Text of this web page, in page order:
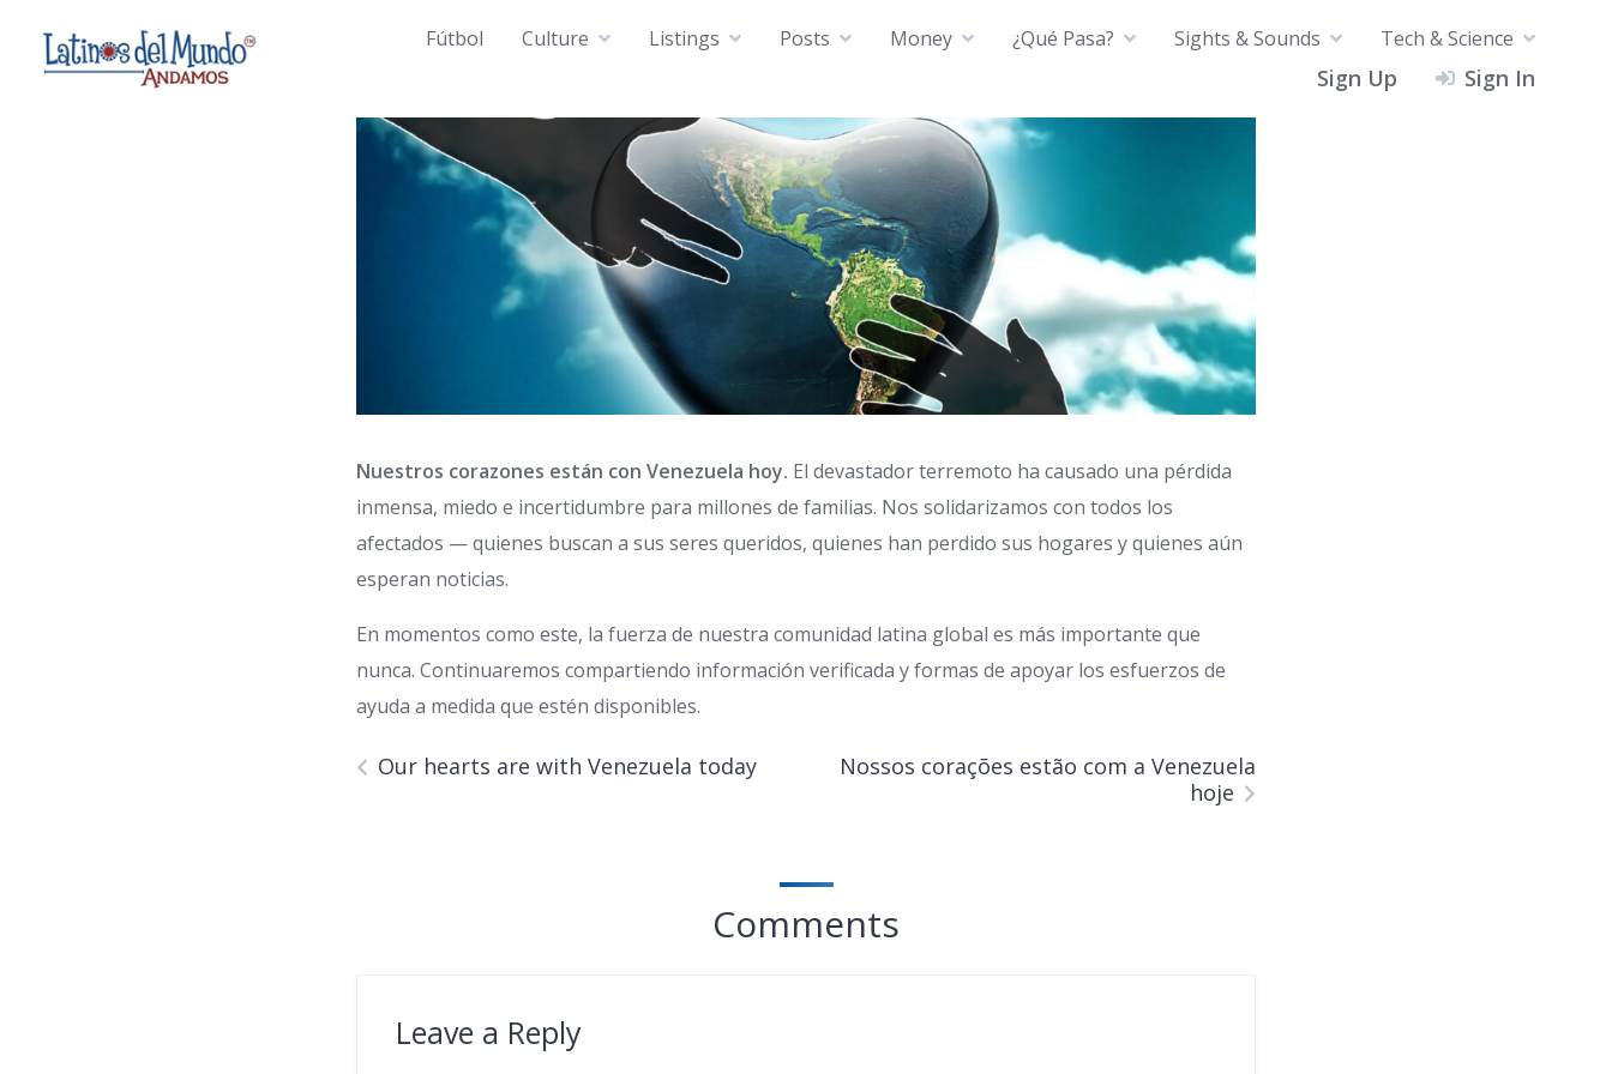
content
Fútbol Culture Listings Posts Money ¿Qué Pasa? Sights & Sounds Tech & Science
Sign Up Sign In
Nuestros corazones están con Venezuela hoy. El devastador terremoto ha causado una pérdida
inmensa, miedo e incertidumbre para millones de familias. Nos solidarizamos con todos los
afectados — quienes buscan a sus seres queridos, quienes han perdido sus hogares y quienes aún
esperan noticias.
En momentos como este, la fuerza de nuestra comunidad latina global es más importante que
nunca. Continuaremos compartiendo información verificada y formas de apoyar los esfuerzos de
ayuda a medida que estén disponibles.
Our hearts are with Venezuela today
Nossos corações estão com a Venezuela
hoje
Comments
Leave a Reply